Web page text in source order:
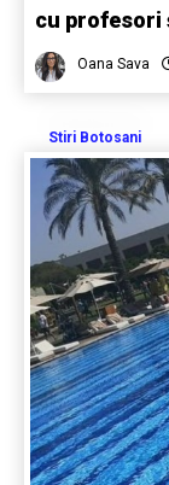
cu profesori
Oana Sava
Stiri Botosani